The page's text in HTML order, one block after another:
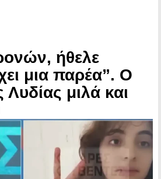
ήθελε
μια παρέα”. Ο
μιλά και